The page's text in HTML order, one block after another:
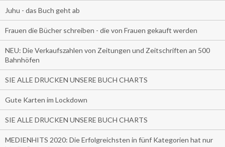
Juhu - das Buch geht ab
Frauen die Bücher schreiben - die von Frauen gekauft werden
NEU: Die Verkaufszahlen von Zeitungen und Zeitschriften an 500
Bahnhöfen
SIE ALLE DRUCKEN UNSERE BUCH CHARTS
Gute Karten im Lockdown
SIE ALLE DRUCKEN UNSERE BUCH CHARTS
MEDIENHITS 2020: Die Erfolgreichsten in fünf Kategorien hat nur